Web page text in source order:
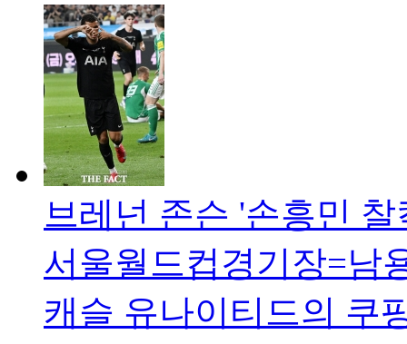
브레넌 존슨 '손흥민
서울월드컵경기장=남
캐슬 유나이티드의 쿠